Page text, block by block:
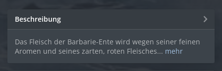
Beschreibung
Das Fleisch der Barbarie-Ente wird wegen seiner feinen
Aromen und seines zarten, roten Fleisches... mehr